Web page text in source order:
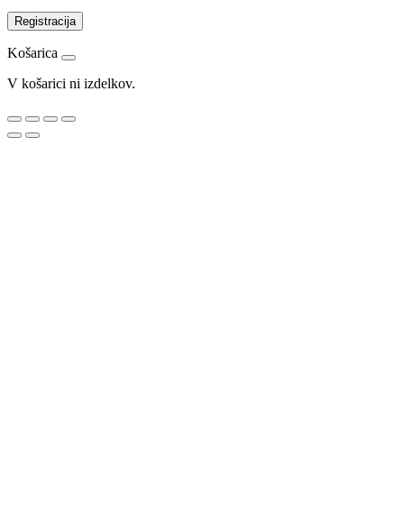
Registracija
Košarica
V košarici ni izdelkov.